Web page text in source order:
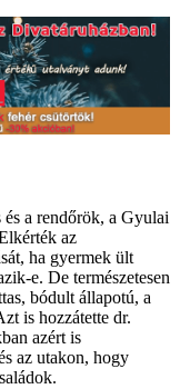
a rendőrök, a Gyulai
az
ha gyermek ült
e. De természetesen
bódult állapotú, a
is hozzátette dr.
azért is
az utakon, hogy